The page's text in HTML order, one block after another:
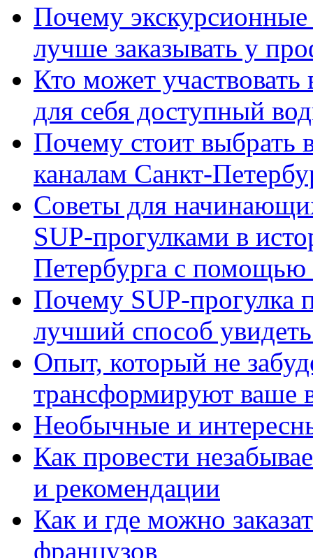
Почему
лучше заказывать у
Кто может
для себя доступный
Почему стоит выбрать
каналам Санкт-
Советы для
SUP-прогулками в
Петербурга с помощью
Почему SUP-прогулка
лучший способ
Опыт, который не
трансформируют ваше
Необычные и
Как провести
и рекомендации
Как и где можно
французов